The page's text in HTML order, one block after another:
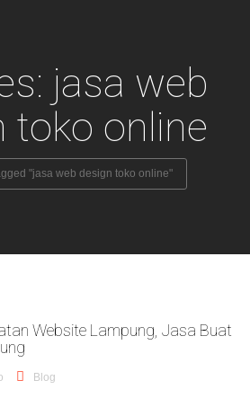
jasa web
toko online
"jasa web design toko online"
Website Lampung, Jasa Buat
Blog